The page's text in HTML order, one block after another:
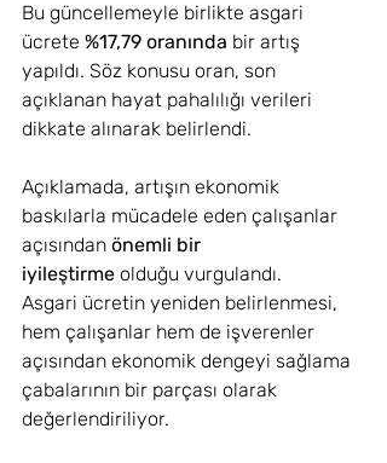
Bu güncellemeyle birlikte asgari
ücrete %17,79 oranında bir artış
yapıldı. Söz konusu oran, son
açıklanan hayat pahalılığı verileri
dikkate alınarak belirlendi.
Açıklamada, artışın ekonomik
baskılarla mücadele eden çalışanlar
açısından önemli bir
iyileştirme olduğu vurgulandı.
Asgari ücretin yeniden belirlenmesi,
hem çalışanlar hem de işverenler
açısından ekonomik dengeyi sağlama
çabalarının bir parçası olarak
değerlendiriliyor.